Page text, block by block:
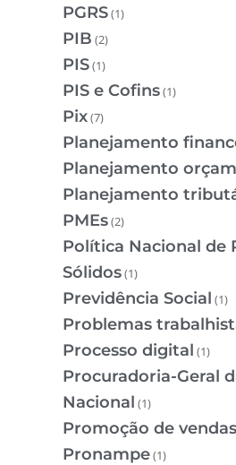
PGRS(1)
PIB (2)
PIS(1)
PIS e Cofins(1)
Pix(7)
Planejamento
Planejamento
Planejamento
PMEs(2)
Política Nacional de
Sólidos(1)
Previdência Social (1)
Problemas
Processo digital (1)
Procuradoria-Geral
Nacional (1)
Promoção de vendas
Pronampe(1)